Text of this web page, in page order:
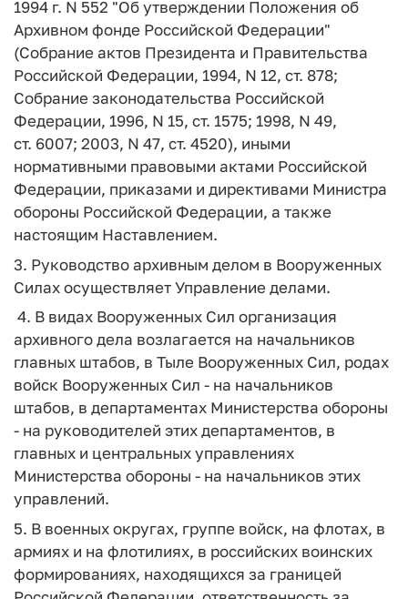
1994 г. N 552 "Об утверждении Положения об
Архивном фонде Российской Федерации"
(Собрание актов Президента и Правительства
Российской Федерации, 1994, N 12, ст. 878;
Собрание законодательства Российской
Федерации, 1996, N 15, ст. 1575; 1998, N 49,
ст. 6007; 2003, N 47, ст. 4520), иными
нормативными правовыми актами Российской
Федерации, приказами и директивами Министра
обороны Российской Федерации, а также
настоящим Наставлением.
3. Руководство архивным делом в Вооруженных
Силах осуществляет Управление делами.
4. В видах Вооруженных Сил организация
архивного дела возлагается на начальников
главных штабов, в Тыле Вооруженных Сил, родах
войск Вооруженных Сил - на начальников
штабов, в департаментах Министерства обороны
- на руководителей этих департаментов, в
главных и центральных управлениях
Министерства обороны - на начальников этих
управлений.
5. В военных округах, группе войск, на флотах, в
армиях и на флотилиях, в российских воинских
формированиях, находящихся за границей